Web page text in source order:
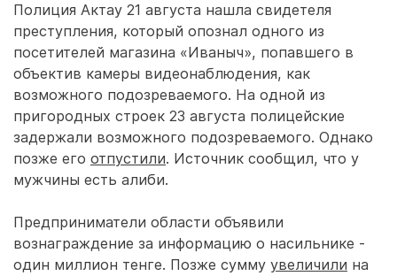
Полиция Актау 21 августа нашла свидетеля
преступления, который опознал одного из
посетителей магазина «Иваныч», попавшего в
объектив камеры видеонаблюдения, как
возможного подозреваемого. На одной из
пригородных строек 23 августа полицейские
задержали возможного подозреваемого. Однако
позже его отпустили. Источник сообщил, что у
мужчины есть алиби.
Предприниматели области объявили
вознаграждение за информацию о насильнике -
один миллион тенге. Позже сумму увеличили на